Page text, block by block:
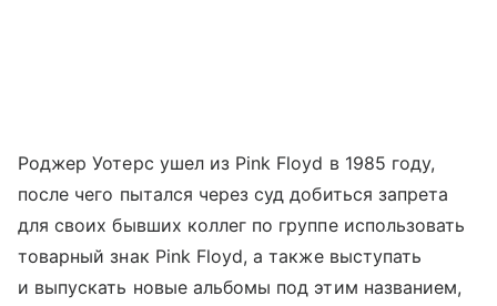
Роджер Уотерс ушел из Pink Floyd в 1985 году,
после чего пытался через суд добиться запрета
для своих бывших коллег по группе использовать
товарный знак Pink Floyd, а также выступать
и выпускать новые альбомы под этим названием,